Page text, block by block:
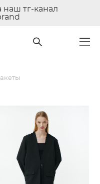
наш тг-канал